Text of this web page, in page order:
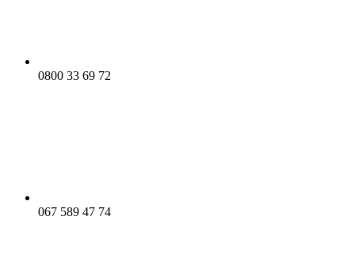
0800 33 69 72
067 589 47 74